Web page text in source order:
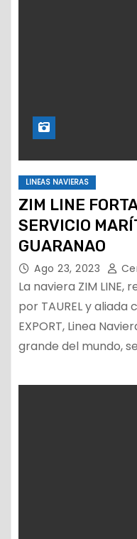
LINEAS NAVIERAS
ZIM LINE
SERVICIO
GUARANAO
Ago 23, 2023
La naviera ZIM
por TAUREL y aliada
EXPORT, Linea
grande del mundo,